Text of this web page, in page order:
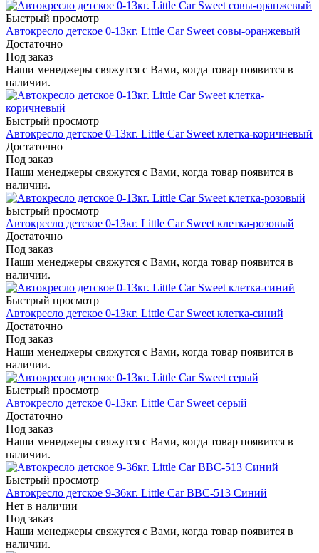
Быстрый просмотр
Автокресло детское 0-13кг. Little Car Sweet совы-оранжевый
Достаточно
Под заказ
Наши менеджеры свяжутся с Вами, когда товар появится в
наличии.
Быстрый просмотр
Автокресло детское 0-13кг. Little Car Sweet клетка-коричневый
Достаточно
Под заказ
Наши менеджеры свяжутся с Вами, когда товар появится в
наличии.
Быстрый просмотр
Автокресло детское 0-13кг. Little Car Sweet клетка-розовый
Достаточно
Под заказ
Наши менеджеры свяжутся с Вами, когда товар появится в
наличии.
Быстрый просмотр
Автокресло детское 0-13кг. Little Car Sweet клетка-синий
Достаточно
Под заказ
Наши менеджеры свяжутся с Вами, когда товар появится в
наличии.
Быстрый просмотр
Автокресло детское 0-13кг. Little Car Sweet серый
Достаточно
Под заказ
Наши менеджеры свяжутся с Вами, когда товар появится в
наличии.
Быстрый просмотр
Автокресло детское 9-36кг. Little Car BBC-513 Синий
Нет в наличии
Под заказ
Наши менеджеры свяжутся с Вами, когда товар появится в
наличии.